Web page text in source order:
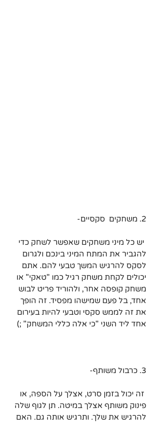
2. משחקים  סקסיים-
יש כל מיני משחקים שאפשר לשחק כדי
להגביר את המתח המיני בינכם ולגרום
לסקס להרגיש המשך טבעי להם. אתם
יכולים לקחת משחק רגיל כמו "טאקי" או
משחק קופסה אחר, ולהוריד פריט לבוש
אחד, בל פעם שמישהו מפסיד. זה הופך
את זה לממש סקסי וטבעי להיות בעירום
אחד ליד השני "כי אלה כללי המשחק" ;)
3. כרבול משותף-
זה יכול בזמן סרט, אצלך על הספה, או
פינוק משותף אצלך במיטה. תן לגוף שלה
להרגיש את שלך. ותרגיש אותה גם. האם